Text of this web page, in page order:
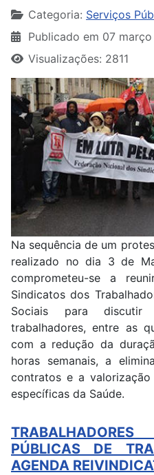
Categoria: Serviços
Publicado em 07 março
Visualizações: 2811
Na sequência de um
realizado no dia 3 de
comprometeu-se a
Sindicatos dos
Sociais para discutir
trabalhadores, entre as
com a redução da
horas semanais, a
contratos e a
específicas da Saúde.
PÚBLICAS DE
AGENDA